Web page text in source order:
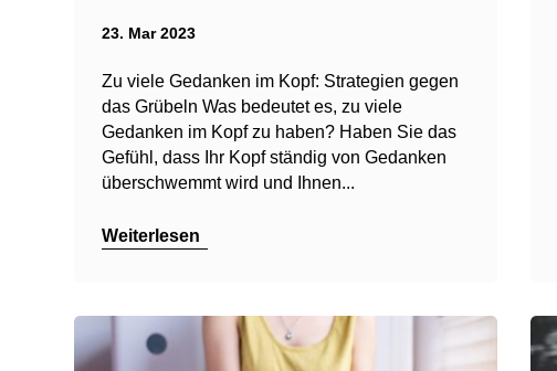
23. Mar 2023
Zu viele Gedanken im Kopf: Strategien gegen
das Grübeln Was bedeutet es, zu viele
Gedanken im Kopf zu haben? Haben Sie das
Gefühl, dass Ihr Kopf ständig von Gedanken
überschwemmt wird und Ihnen...
Weiterlesen